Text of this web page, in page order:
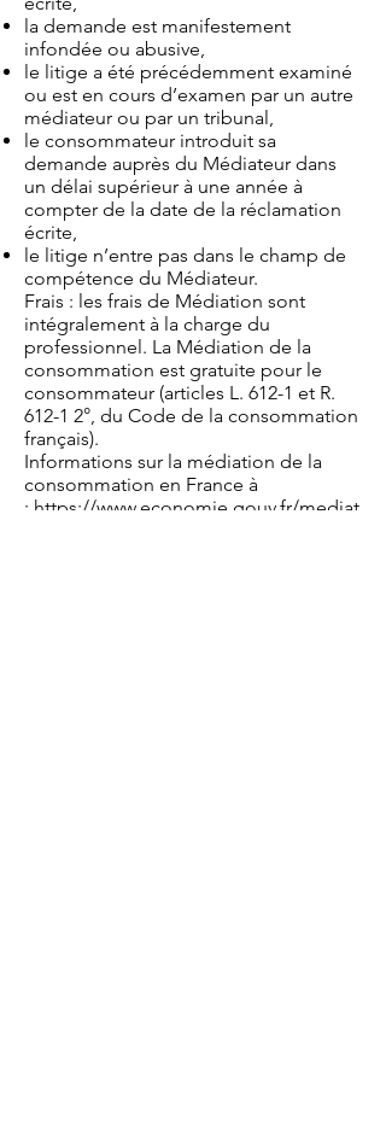
la demande est manifestement
infondée ou abusive,
le litige a été précédemment examiné
ou est en cours d’examen par un autre
médiateur ou par un tribunal,
le consommateur introduit sa
demande auprès du Médiateur dans
un délai supérieur à une année à
compter de la date de la réclamation
écrite,
le litige n’entre pas dans le champ de
compétence du Médiateur.
Frais : les frais de Médiation sont
intégralement à la charge du
professionnel. La Médiation de la
consommation est gratuite pour le
consommateur (articles L. 612-1 et R.
612-1 2°, du Code de la consommation
français).
Informations sur la médiation de la
consommation en France à
: https://www.economie.gouv.fr/mediat